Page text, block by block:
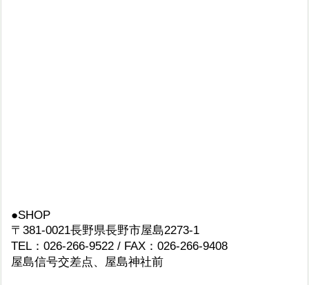
●SHOP
〒381-0021長野県長野市屋島2273-1
TEL：026-266-9522 / FAX：026-266-9408
屋島信号交差点、屋島神社前